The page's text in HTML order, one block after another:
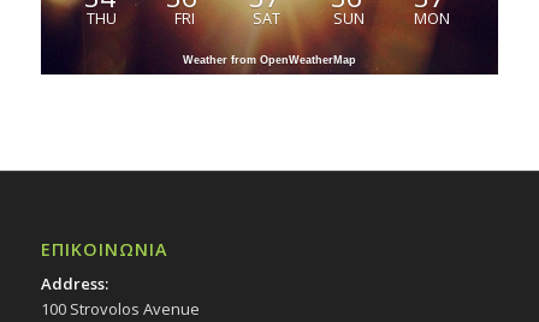
THU FRI SAT SUN MON
Weather from OpenWeatherMap
ΕΠΙΚΟΙΝΩΝΙΑ
Address:
100 Strovolos Avenue